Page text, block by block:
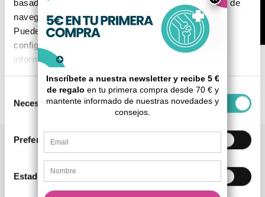
basada en un perfil elaborado a partir de tus hábitos de
navegación (por ejemplo, páginas visitadas).
Puedes aceptar todas las cookies, rechazarlas o
configurarlas según tus preferencias. Para más
información, consulta nuestra
Necesarias
Preferencias
Estadística
Modelo: Orliman T-420
Tienda de artículos ortopédicos
También podría interesarle